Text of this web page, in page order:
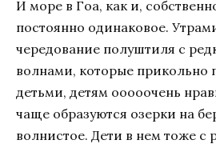
И море в Гоа, как и,
постоянно одинаковое.
чередование полуштиля с
волнами, которые прикольно
детьми, детям ооооочень
чаще образуются озерки на
волнистое. Дети в нем тоже с